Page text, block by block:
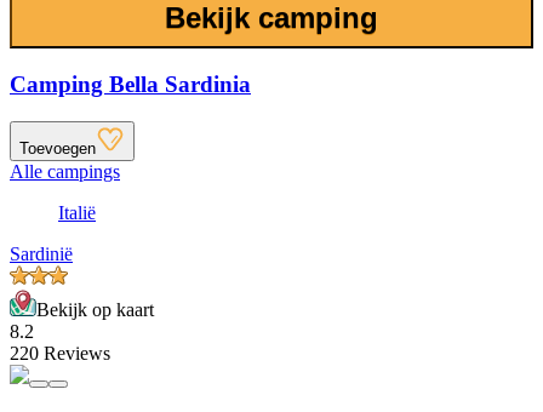
Bekijk camping
Camping Bella Sardinia
Toevoegen
Alle campings
Italië
Sardinië
Bekijk op kaart
8.2
220 Reviews